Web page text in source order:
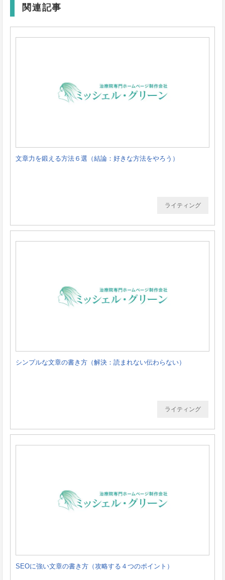
関連記事
文章力を鍛える方法６選（結論：好きな方法をやろう）
ライティング
シンプルな文章の書き方（解決：読まれない伝わらない）
ライティング
SEOに強い文章の書き方（攻略する４つのポイント）